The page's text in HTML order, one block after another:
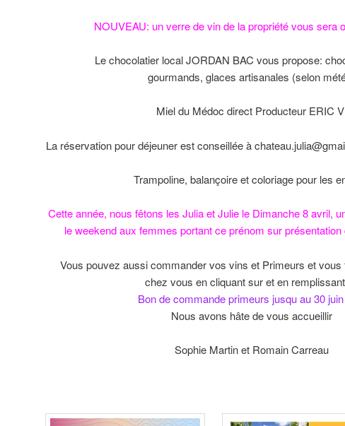
NOUVEAU: un verre de vin de la propriété vous sera
Le chocolatier local JORDAN BAC vous propose:
gourmands, glaces artisanales (selon
Miel du Médoc direct Producteur ERIC
La réservation pour déjeuner est conseillée à
Trampoline, balançoire et coloriage pour les
Cette année, nous fêtons les Julia et Julie le Dimanche 8 avril,
le weekend aux femmes portant ce prénom sur présentation
Vous pouvez aussi commander vos vins et Primeurs et vous
chez vous en cliquant sur et en
Bon de commande primeurs jusqu au 30
Nous avons hâte de vous accueillir
Sophie Martin et Romain Carreau